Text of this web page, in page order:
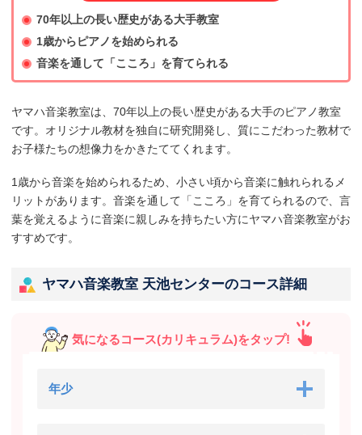
70年以上の長い歴史がある大手教室
1歳からピアノを始められる
音楽を通して「こころ」を育てられる
ヤマハ音楽教室は、70年以上の長い歴史がある大手のピアノ教室
です。オリジナル教材を独自に研究開発し、質にこだわった教材で
お子様たちの想像力をかきたててくれます。
1歳から音楽を始められるため、小さい頃から音楽に触れられるメ
リットがあります。音楽を通して「こころ」を育てられるので、言
葉を覚えるように音楽に親しみを持ちたい方にヤマハ音楽教室がお
すすめです。
ヤマハ音楽教室 天池センターのコース詳細
気になるコース(カリキュラム)をタップ!
年少